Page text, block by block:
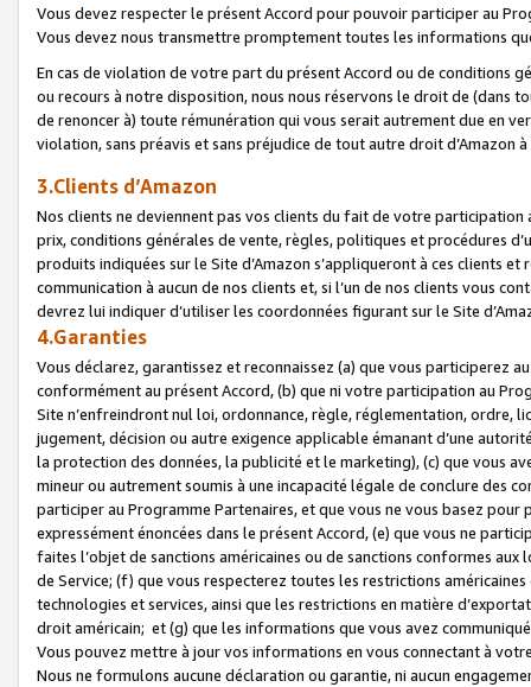
Vous devez respecter le présent Accord pour pouvoir participer au
Vous devez nous transmettre promptement toutes les informations
En cas de violation de votre part du présent Accord ou de conditions
ou recours à notre disposition, nous nous réservons le droit de (dans
de renoncer à) toute rémunération qui vous serait autrement due en
violation, sans préavis et sans préjudice de tout autre droit
3.Clients d’Amazon
Nos clients ne deviennent pas vos clients du fait de votre
prix, conditions générales de vente, règles, politiques et procédures
produits indiquées sur le Site d’Amazon s’appliqueront à ces clients
communication à aucun de nos clients et, si l’un de nos clients vous
devrez lui indiquer d’utiliser les coordonnées figurant sur le Site
4.Garanties
Vous déclarez, garantissez et reconnaissez (a) que vous participerez
conformément au présent Accord, (b) que ni votre participation au
Site n’enfreindront nul loi, ordonnance, règle, réglementation, ordre,
jugement, décision ou autre exigence applicable émanant d’une
la protection des données, la publicité et le marketing), (c) que vous
mineur ou autrement soumis à une incapacité légale de conclure des
participer au Programme Partenaires, et que vous ne vous basez
expressément énoncées dans le présent Accord, (e) que vous ne
faites l’objet de sanctions américaines ou de sanctions conformes
de Service; (f) que vous respecterez toutes les restrictions
technologies et services, ainsi que les restrictions en matière
droit américain; et (g) que les informations que vous avez
Vous pouvez mettre à jour vos informations en vous connectant à
Nous ne formulons aucune déclaration ou garantie, ni aucun